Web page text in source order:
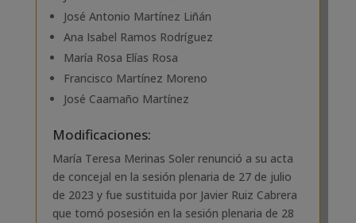
José Antonio Martínez Liñán
Ana Isabel Ramos Rodríguez
María Rosa Elías Rosa
Francisco Martínez Moreno
José Caamaño Martínez
Modificaciones:
María Teresa Merinas Soler renunció a su acta
de concejal en la sesión plenaria de 27 de julio
de 2023 y fue sustituida por Javier Ruiz Cabrera
que tomó posesión en la sesión plenaria de 28